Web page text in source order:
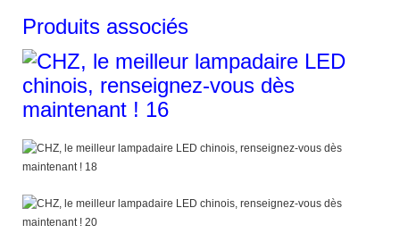
Produits associés